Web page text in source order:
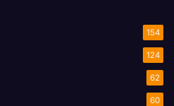
154
124
62
60